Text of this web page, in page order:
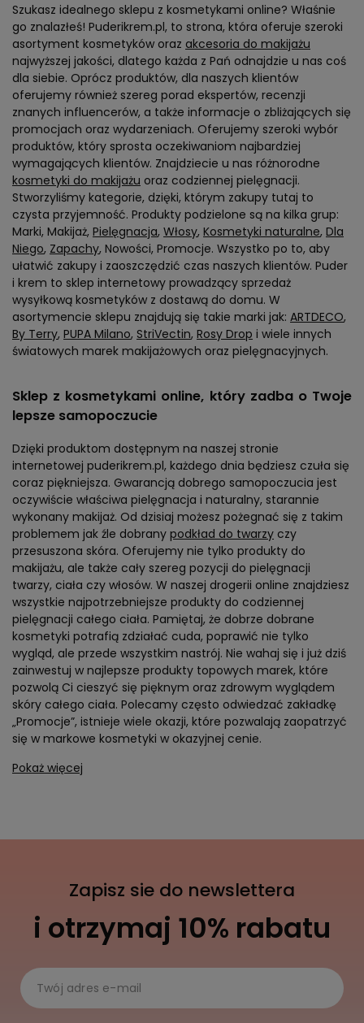
Szukasz idealnego sklepu z kosmetykami online? Właśnie
go znalazłeś! Puderikrem.pl, to strona, która oferuje szeroki
asortyment kosmetyków oraz akcesoria do makijażu
najwyższej jakości, dlatego każda z Pań odnajdzie u nas coś
dla siebie. Oprócz produktów, dla naszych klientów
oferujemy również szereg porad ekspertów, recenzji
znanych influencerów, a także informacje o zbliżających się
promocjach oraz wydarzeniach. Oferujemy szeroki wybór
produktów, który sprosta oczekiwaniom najbardziej
wymagających klientów. Znajdziecie u nas różnorodne
kosmetyki do makijażu oraz codziennej pielęgnacji.
Stworzyliśmy kategorie, dzięki, którym zakupy tutaj to
czysta przyjemność. Produkty podzielone są na kilka grup:
Marki, Makijaż, Pielęgnacja, Włosy, Kosmetyki naturalne, Dla
Niego, Zapachy, Nowości, Promocje. Wszystko po to, aby
ułatwić zakupy i zaoszczędzić czas naszych klientów. Puder
i krem to sklep internetowy prowadzący sprzedaż
wysyłkową kosmetyków z dostawą do domu. W
asortymencie sklepu znajdują się takie marki jak: ARTDECO,
By Terry, PUPA Milano, StriVectin, Rosy Drop i wiele innych
światowych marek makijażowych oraz pielęgnacyjnych.
Sklep z kosmetykami online, który zadba o Twoje
lepsze samopoczucie
Dzięki produktom dostępnym na naszej stronie
internetowej puderikrem.pl, każdego dnia będziesz czuła się
coraz piękniejsza. Gwarancją dobrego samopoczucia jest
oczywiście właściwa pielęgnacja i naturalny, starannie
wykonany makijaż. Od dzisiaj możesz pożegnać się z takim
problemem jak źle dobrany podkład do twarzy czy
przesuszona skóra. Oferujemy nie tylko produkty do
makijażu, ale także cały szereg pozycji do pielęgnacji
twarzy, ciała czy włosów. W naszej drogerii online znajdziesz
wszystkie najpotrzebniejsze produkty do codziennej
pielęgnacji całego ciała. Pamiętaj, że dobrze dobrane
kosmetyki potrafią zdziałać cuda, poprawić nie tylko
wygląd, ale przede wszystkim nastrój. Nie wahaj się i już dziś
zainwestuj w najlepsze produkty topowych marek, które
pozwolą Ci cieszyć się pięknym oraz zdrowym wyglądem
skóry całego ciała. Polecamy często odwiedzać zakładkę
„Promocje”, istnieje wiele okazji, które pozwalają zaopatrzyć
się w markowe kosmetyki w okazyjnej cenie.
Pokaż więcej
Zapisz sie do newslettera
i otrzymaj 10% rabatu
Twój adres e-mail